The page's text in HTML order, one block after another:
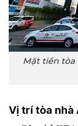
Mặt tiền tòa
Vị trí tòa nhà